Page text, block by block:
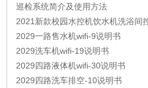
巡检系统简介及使用方法
2021新款校园水控机饮水机洗浴间
2029一路售水机wifi-9说明书
2029洗车机wifi-19说明书
2029四路液体机wifi-30说明书
2029四路洗车排空-10说明书